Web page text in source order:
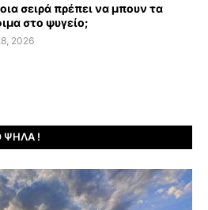
σειρά πρέπει να μπουν τα
στο ψυγείο;
2026
ΨΗΛΆ !